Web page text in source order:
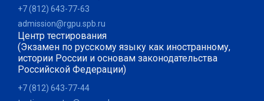
+7 (812) 643-77-63
admission@rgpu.spb.ru
Центр тестирования
(Экзамен по русскому языку как иностранному,
истории России и основам законодательства
Российской Федерации)
+7 (812) 643-77-44